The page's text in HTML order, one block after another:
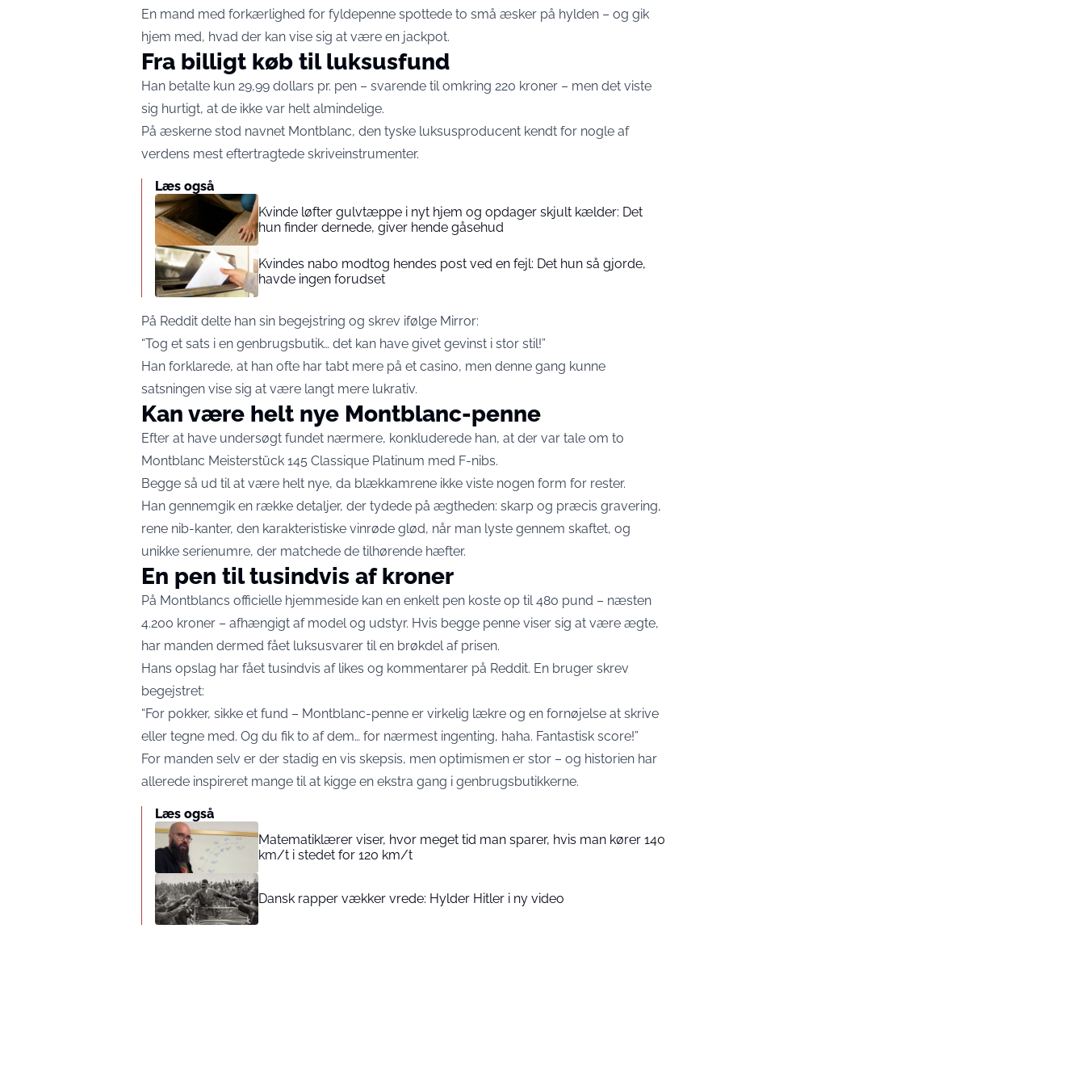
En mand med forkærlighed for fyldepenne spottede to små æsker på hylden – og gik
hjem med, hvad der kan vise sig at være en jackpot.
Fra billigt køb til luksusfund
Han betalte kun 29,99 dollars pr. pen – svarende til omkring 220 kroner – men det viste
sig hurtigt, at de ikke var helt almindelige.
På æskerne stod navnet Montblanc, den tyske luksusproducent kendt for nogle af
verdens mest eftertragtede skriveinstrumenter.
Læs også
Kvinde løfter gulvtæppe i nyt hjem og opdager skjult kælder: Det
hun finder dernede, giver hende gåsehud
Kvindes nabo modtog hendes post ved en fejl: Det hun så gjorde,
havde ingen forudset
På Reddit delte han sin begejstring og skrev ifølge Mirror:
“Tog et sats i en genbrugsbutik… det kan have givet gevinst i stor stil!”
Han forklarede, at han ofte har tabt mere på et casino, men denne gang kunne
satsningen vise sig at være langt mere lukrativ.
Kan være helt nye Montblanc-penne
Efter at have undersøgt fundet nærmere, konkluderede han, at der var tale om to
Montblanc Meisterstück 145 Classique Platinum med F-nibs.
Begge så ud til at være helt nye, da blækkamrene ikke viste nogen form for rester.
Han gennemgik en række detaljer, der tydede på ægtheden: skarp og præcis gravering,
rene nib-kanter, den karakteristiske vinrøde glød, når man lyste gennem skaftet, og
unikke serienumre, der matchede de tilhørende hæfter.
En pen til tusindvis af kroner
På Montblancs officielle hjemmeside kan en enkelt pen koste op til 480 pund – næsten
4.200 kroner – afhængigt af model og udstyr. Hvis begge penne viser sig at være ægte,
har manden dermed fået luksusvarer til en brøkdel af prisen.
Hans opslag har fået tusindvis af likes og kommentarer på Reddit. En bruger skrev
begejstret:
“For pokker, sikke et fund – Montblanc-penne er virkelig lækre og en fornøjelse at skrive
eller tegne med. Og du fik to af dem… for nærmest ingenting, haha. Fantastisk score!”
For manden selv er der stadig en vis skepsis, men optimismen er stor – og historien har
allerede inspireret mange til at kigge en ekstra gang i genbrugsbutikkerne.
Læs også
Matematiklærer viser, hvor meget tid man sparer, hvis man kører 140
km/t i stedet for 120 km/t
Dansk rapper vækker vrede: Hylder Hitler i ny video